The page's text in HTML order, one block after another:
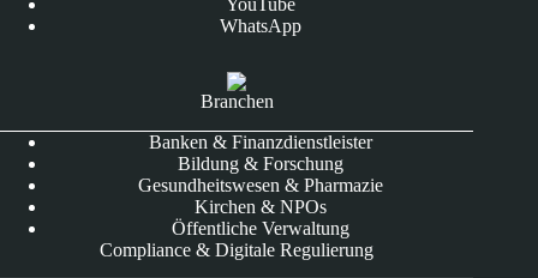
YouTube
WhatsApp
Branchen
Banken & Finanzdienstleister
Bildung & Forschung
Gesundheitswesen & Pharmazie
Kirchen & NPOs
Öffentliche Verwaltung
Compliance & Digitale Regulierung